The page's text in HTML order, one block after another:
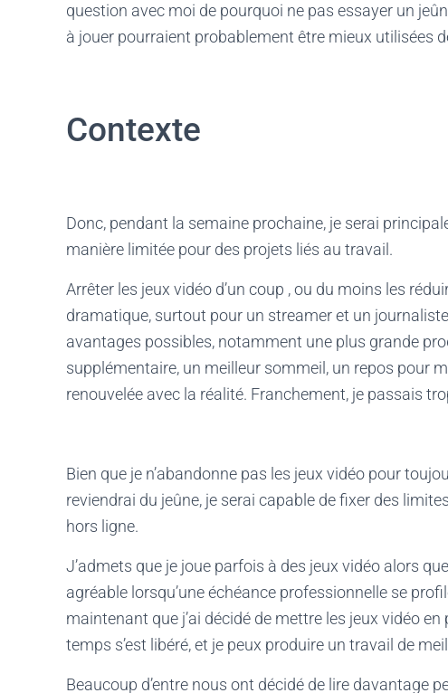
question avec moi de pourquoi ne pas essayer un
à jouer pourraient probablement être mieux utilisées
Contexte
Donc, pendant la semaine prochaine, je serai
manière limitée pour des projets liés au travail.
Arrêter les jeux vidéo d’un coup , ou du moins les
dramatique, surtout pour un streamer et un
avantages possibles, notamment une plus grande
supplémentaire, un meilleur sommeil, un repos pour
renouvelée avec la réalité. Franchement, je passais
Bien que je n’abandonne pas les jeux vidéo pour
reviendrai du jeûne, je serai capable de fixer des
hors ligne.
J’admets que je joue parfois à des jeux vidéo alors
agréable lorsqu’une échéance professionnelle se
maintenant que j’ai décidé de mettre les jeux vidéo
temps s’est libéré, et je peux produire un travail de
Beaucoup d’entre nous ont décidé de lire davantage